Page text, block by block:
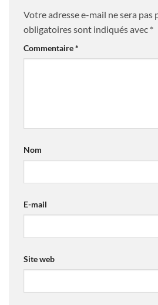
Votre adresse e-mail ne sera pas
obligatoires sont indiqués avec *
Commentaire*
Nom
E-mail
Site web